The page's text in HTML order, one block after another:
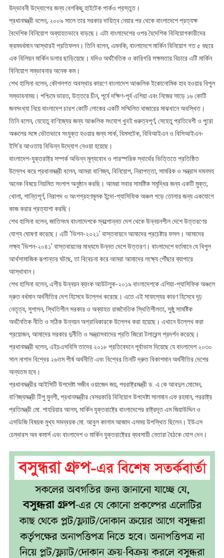
উদ্ভাবনী উদ্যোগের জন্য বেশকিছু হাইটেক পার্কও প্রস্তুত।
প্রধানমন্ত্রী বলেন, ২০০৯ সালে তার সরকার দায়িত্ব নেয়ার পর থেকে বাংলাদেশে প্রত্যক্ষ
বৈদেশিক বিনিয়োগ অব্যাহতভাবে বাড়ছে। এটা বাংলাদেশের ওপর বৈদেশিক বিনিয়োগকারীদের
ক্রমবর্ধমান আস্থারই প্রতিফলন। তিনি বলেন, এমনকি, বাংলাদেশে মার্কিন বিনিয়োগ গত ৫ বছরে
এক বিলিয়ন মার্কিন ডলার ছাড়িয়েছে। যদিও অর্থনৈতিক ও কারিগরি সক্ষমতার বিচারে এটি মার্কিন
বিনিয়োগ সম্ভাবনার অনেক কম।
শেখ হাসিনা বলেন, কৌশলগত অবস্থার কারণে বাংলাদেশ আঞ্চলিক ইকোনোমিক হাব হওয়ার বিপুল
সম্ভাবনাময়। পশ্চিমে ভারত, উত্তরে চীন, পূর্বে দক্ষিণ-পূর্ব এশিয়া এবং নিজের সাড়ে ১৬ কোটি
জনসংখ্যা নিয়ে বাংলাদেশ চারশ কোটি লোকের একটি সম্মিলিত বাজারের মাঝখানে অবস্থিত।
তিনি বলেন, যেহেতু বাণিজ্যের জন্য আঞ্চলিক সংযোগ খুবই গুরুত্বপূর্ণ, সেহেতু প্রতিবেশী ও পুরো
অঞ্চলের সঙ্গে ভৌতভাবে সংযুক্ত হওয়ার জন্য সার্ক, বিমসটেক, বিবিআইএন ও বিসিআইএন-
ইসি’র আওতায় বিভিন্ন উদ্যোগ নেওয়া হয়েছে।
বাংলাদেশ-যুক্তরাষ্ট্র সম্পর্ক অভিন্ন মূল্যবোধ ও পারস্পরিক স্বার্থের ভিত্তিতে প্রতিষ্ঠিত
উল্লেখ করে প্রধানমন্ত্রী বলেন, আমরা বাণিজ্য, বিনিয়োগ, নিরাপত্তা, সামরিক ও সন্ত্রাস দমনসহ
অনেক বিষয়ে নিয়মিত সংলাপ অনুষ্ঠান করছি। আমরা সবার সামষ্টিক সমৃদ্ধির জন্য একটি মুক্ত,
খোলা, শান্তিপূর্ণ, নিরাপদ ও অংশগ্রহণমূলক ইন্দো-প্যাসিফিক অঞ্চল গড়ে তোলার জন্য একযোগে
কাজ করার প্রত্যাশা করছি।
শেখ হাসিনা বলেন, জাতিসংঘ বাংলাদেশকে স্বল্পোন্নত দেশ থেকে উন্নয়নশীল দেশে উত্তরণের
যোগ্য ঘোষণা করেছে। এটি ‘ভিশন-২০২১’ বাস্তবায়নে আমাদের প্রচেষ্টার ফসল। আমাদের
লক্ষ্য ‘ভিশন-২০৪১’ বাস্তবায়নের মাধ্যমে উন্নত দেশে উত্তরণ। বাংলাদেশে বর্তমানে যে বিপুল
আর্থসামাজিক রূপান্তর ঘটছে, তা বিবেচনা করে আমরা আমাদের লক্ষ্যে পৌঁছার ব্যাপারে
আস্থাবান।
শেখ হাসিনা বলেন, এশীয় উন্নয়ন ব্যাংক আউটলুক-২০১৯ বাংলাদেশকে এশিয়া-প্যাসিফিক অঞ্চলে
দ্রুত বর্ধমান অর্থনীতির দেশ হিসেবে উল্লেখ করেছে। এতে এই সাফল্যের কারণ হিসেবে দৃঢ়
নেতৃত্ব, সুশাসন, স্থিতিশীল সরকার ও অব্যাহত রাজনৈতিক স্থিতিশীলতা, সুষ্ঠু সামষ্টিক
অর্থনৈতিক নীতি ও সঠিক উন্নয়ন অগ্রাধিকারকে উল্লেখ করা হয়েছে। এখানে উল্লেখ করা
প্রয়োজন, আমাদের সরকার দুর্নীতি ও সন্ত্রাসবাদের প্রতি জিরো টলারেন্স প্রদর্শন করেছে।
প্রধানমন্ত্রী বলেন, এইচএসবিসি তাদের ২০১৮ প্রতিবেদনে পূর্বাভাস দিয়েছে যে বাংলাদেশ ২০৩০
সাল নাগাদ বিশ্বের ২৬তম শীর্ষ অর্থনীতি এবং বিশ্বের তিনটি দ্রুত বিকাশমান অর্থনীতির দেশের
অন্যতম হবে।
প্রধানমন্ত্রীর আইসিটি উপদেষ্টা সজীব ওয়াজেদ জয়, পররাষ্ট্রমন্ত্রী ড. এ কে আবদুল মোমেন,
বাণিজ্যমন্ত্রী টিপু মুনশী, প্রধানমন্ত্রীর বেসরকারি বিনিয়োগ উপদেষ্টা সালমান এফ রহমান, পররাষ্ট্র
প্রতিমন্ত্রী মো. শাহরিয়ার আলম, মার্কিন যুক্তরাষ্ট্রে বাংলাদেশের রাষ্ট্রদূত এম জিয়াউদ্দিন ও
এসডিজি বিষয়ক মুখ্য সমন্বয়ক মো. আবুল কালাম আজাদ এসময় উপস্থিত ছিলেন। ইউএস
চেম্বারস অব কমার্স এবং বাংলাদেশ ও মার্কিন যুক্তরাষ্ট্রের ব্যবসায়ী নেতারা বৈঠকে যোগ দেন।